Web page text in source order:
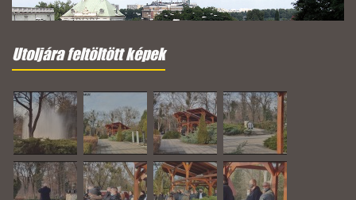
Utoljára feltöltött képek